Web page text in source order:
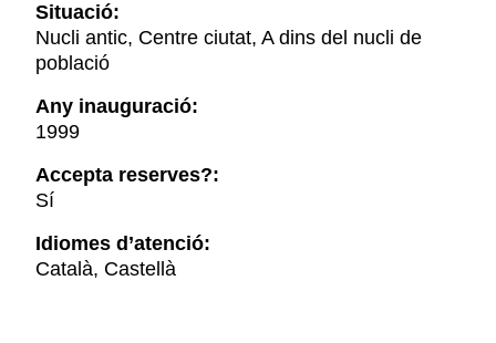
Situació:
Nucli antic, Centre ciutat, A dins del nucli de
població
Any inauguració:
1999
Accepta reserves?:
Sí
Idiomes d’atenció:
Català, Castellà